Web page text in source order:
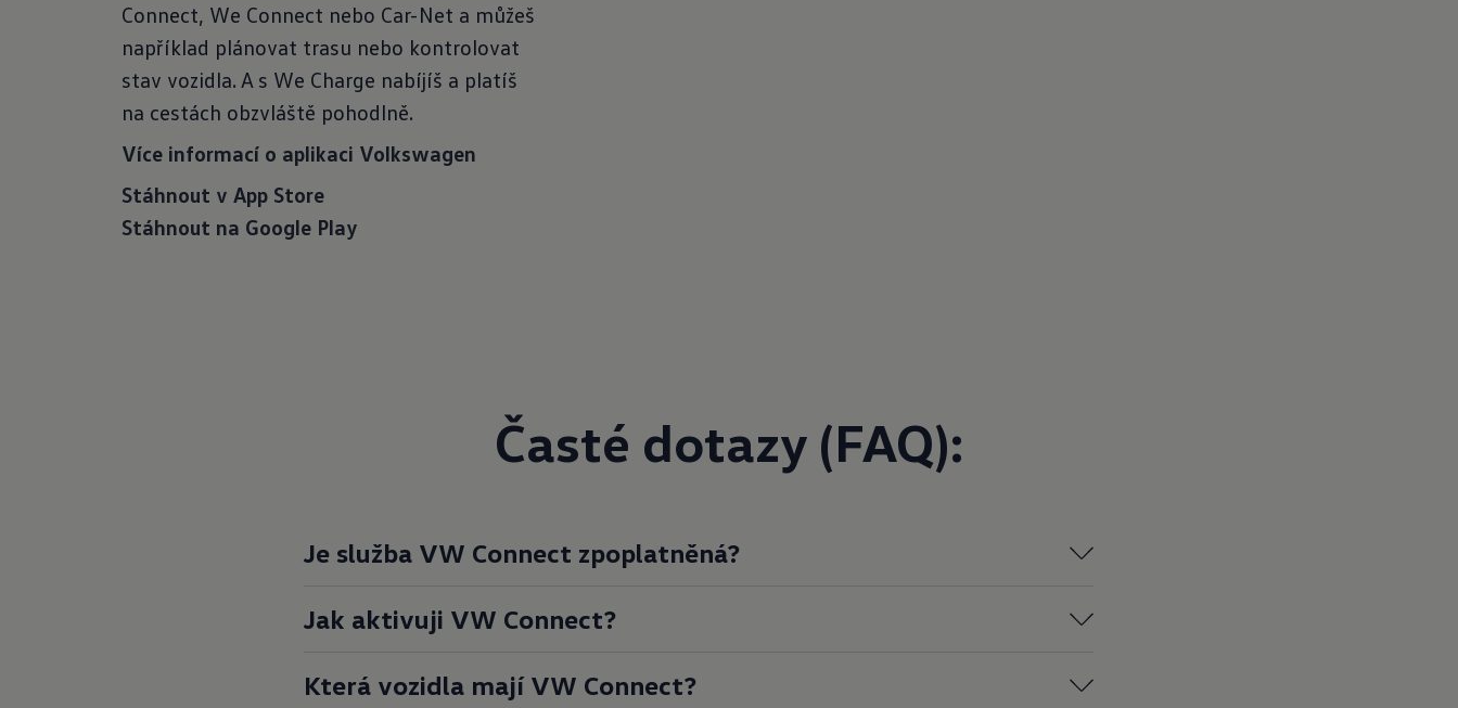
Connect, We Connect nebo Car-Net a můžeš
například plánovat trasu nebo kontrolovat
stav vozidla. A s We Charge nabíjíš a platíš
na cestách obzvláště pohodlně.
Více informací o aplikaci Volkswagen
Stáhnout v App Store
Stáhnout na Google Play
Časté dotazy (FAQ):
Je služba VW Connect zpoplatněná?
Jak aktivuji VW Connect?
Která vozidla mají VW Connect?